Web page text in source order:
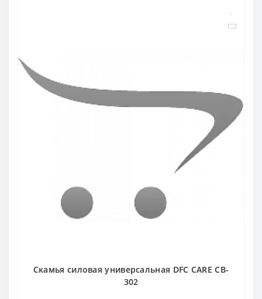
Скамья силовая универсальная DFC CARE CB-
302